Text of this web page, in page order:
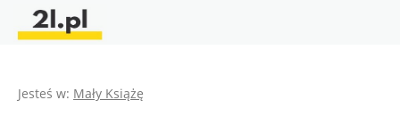
Jesteś w: Mały Książę